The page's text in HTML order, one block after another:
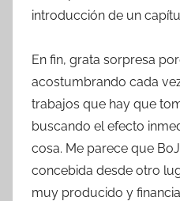
introducción de un
En fin, grata sorpresa
acostumbrando cada
trabajos que hay que
buscando el efecto
cosa. Me parece que
concebida desde otro
muy producido y